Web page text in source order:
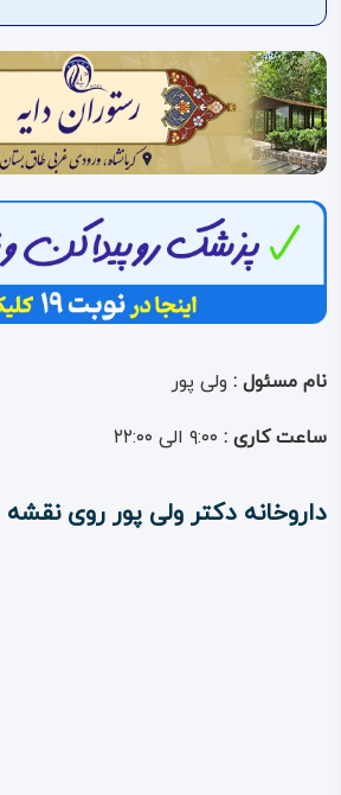
درباره
ما
نام مسئول : ولی پور
ساعت کاری :
داروخانه دکتر ولی پور روی نقشه